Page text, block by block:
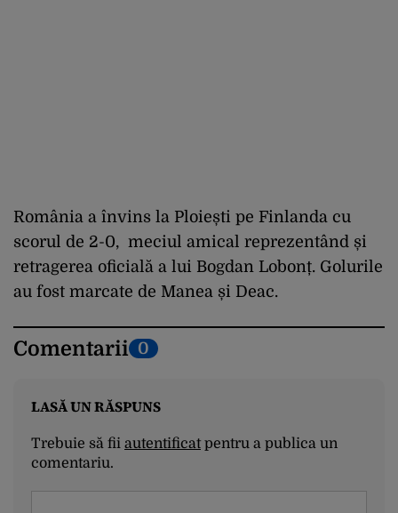
România a învins la Ploiești pe Finlanda cu
scorul de 2-0, meciul amical reprezentând și
retragerea oficială a lui Bogdan Lobonț. Golurile
au fost marcate de Manea și Deac.
Comentarii 0
LASĂ UN RĂSPUNS
Trebuie să fii autentificatpentru a publica un
comentariu.